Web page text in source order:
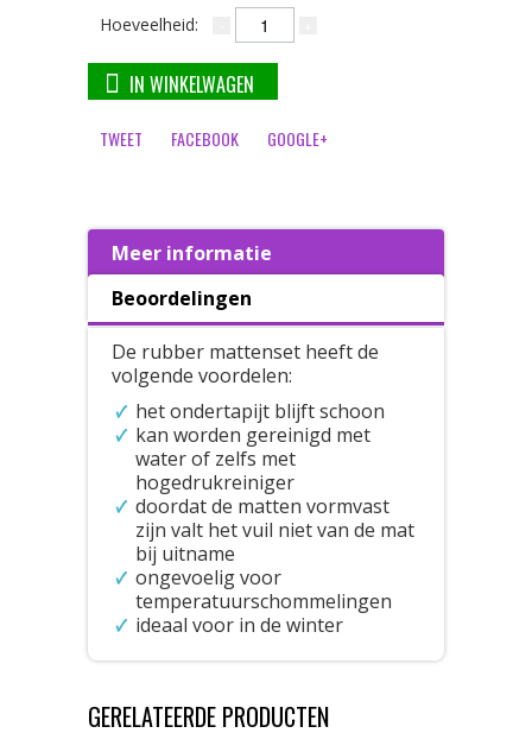
Hoeveelheid:
IN WINKELWAGEN
TWEET FACEBOOK GOOGLE+
Meer informatie
Beoordelingen
De rubber mattenset heeft de
volgende voordelen:
het ondertapijt blijft schoon
kan worden gereinigd met
water of zelfs met
hogedrukreiniger
doordat de matten vormvast
zijn valt het vuil niet van de mat
bij uitname
ongevoelig voor
temperatuurschommelingen
ideaal voor in de winter
GERELATEERDE PRODUCTEN